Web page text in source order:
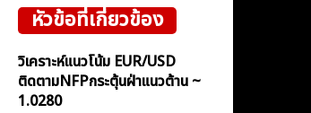
หัวข้อที่เกี่ยวข้อง
วิเคราะห์แนวโน้ม EUR/USD
ติดตามNFPกระตุ้นฝ่าแนวต้าน ~
1.0280